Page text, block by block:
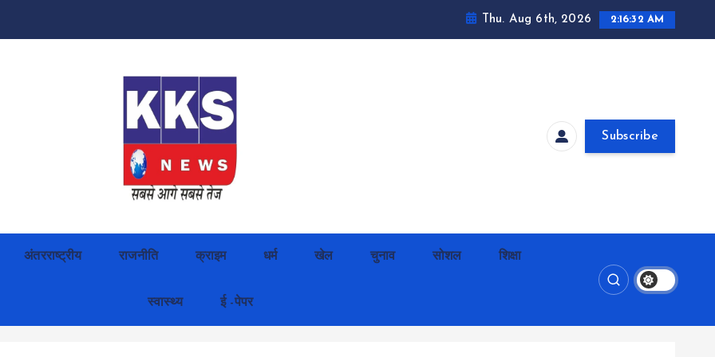
Thu. Aug 6th, 2026 2:16:32 AM
Subscribe
अंतरराष्ट्रीय राजनीति क्राइम धर्म खेल चुनाव सोशल शिक्षा
स्वास्थ्य ई -पेपर